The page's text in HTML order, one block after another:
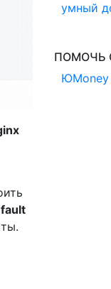
умный
ПОМОЧЬ
ЮMoney